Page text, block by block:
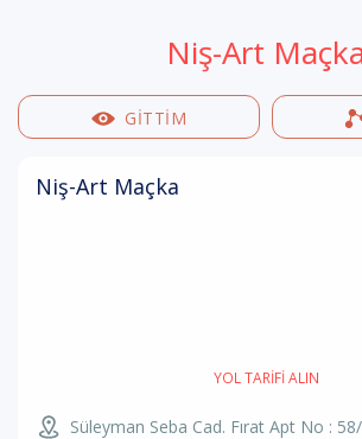
Niş-Art
GİTTİM
Niş-Art Maçka
YOL TARIFI ALIN
Süleyman Seba Cad. Fırat Apt No :